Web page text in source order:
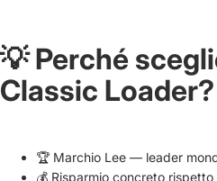
💡 Perché
Classic Loader?
🏆 Marchio Lee — leader
💰 Risparmio concreto